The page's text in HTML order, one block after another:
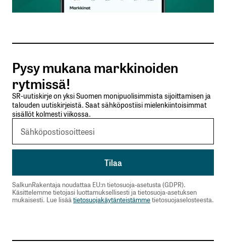
Sähköpostiosoitteesi
Tilaa SalkunRakentajan uutiskirje
Lähetä kommentti
Pysy mukana markkinoiden
rytmissä!
SR-uutiskirje on yksi Suomen monipuolisimmista sijoittamisen ja
talouden uutiskirjeistä. Saat sähköpostiisi mielenkiintoisimmat
sisällöt kolmesti viikossa.
SalkunRakentaja noudattaa EU:n tietosuoja-asetusta (GDPR).
Käsittelemme tietojasi luottamuksellisesti ja tietosuoja-asetuksen
mukaisesti. Lue lisää tietosuojakäytänteistämmetietosuojaselosteesta.